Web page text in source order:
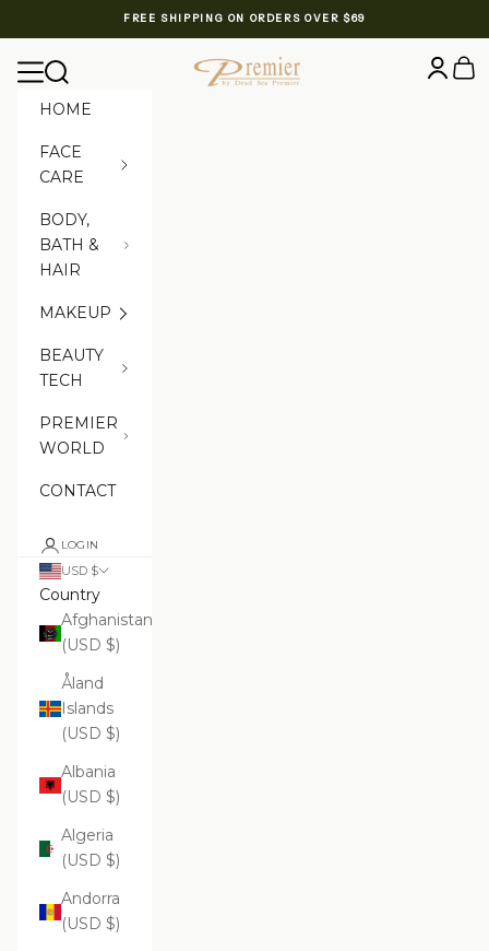
FREE SHIPPING ON ORDERS OVER $69
Premier Dead Sea International Website
Navigation menu
Search Login
Cart
HOME
FACE
CARE
BODY,
BATH &
HAIR
MAKEUP
BEAUTY
TECH
PREMIER
WORLD
CONTACT
LOGIN
USD $
Country
Afghanistan
(USD $)
Åland
Islands
(USD $)
Albania
(USD $)
Algeria
(USD $)
Andorra
(USD $)